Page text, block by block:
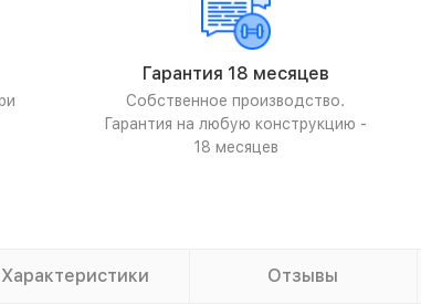
Гарантия 18 месяцев
Собственное производство.
Гарантия на любую конструкцию -
18 месяцев
Характеристики Отзывы